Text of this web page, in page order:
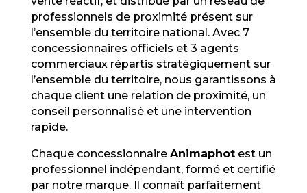
professionnels de proximité présent sur
l’ensemble du territoire national. Avec 7
concessionnaires officiels et 3 agents
commerciaux répartis stratégiquement sur
l’ensemble du territoire, nous garantissons à
chaque client une relation de proximité, un
conseil personnalisé et une intervention
rapide.
Chaque concessionnaire Animaphotest un
professionnel indépendant, formé et certifié
par notre marque. Il connaît parfaitement